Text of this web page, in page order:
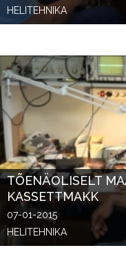
HELITEHNIKA
TÕENÄOLISELT
KASSETTMAKK
07-01-2015
HELITEHNIKA